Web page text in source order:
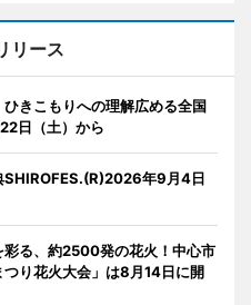
リース
きこもりへの理解広める全国
日（土）から
SHIROFES.(R)2026年9月4日
彩る、約2500発の花火！中心市
り花火大会」は8月14日に開